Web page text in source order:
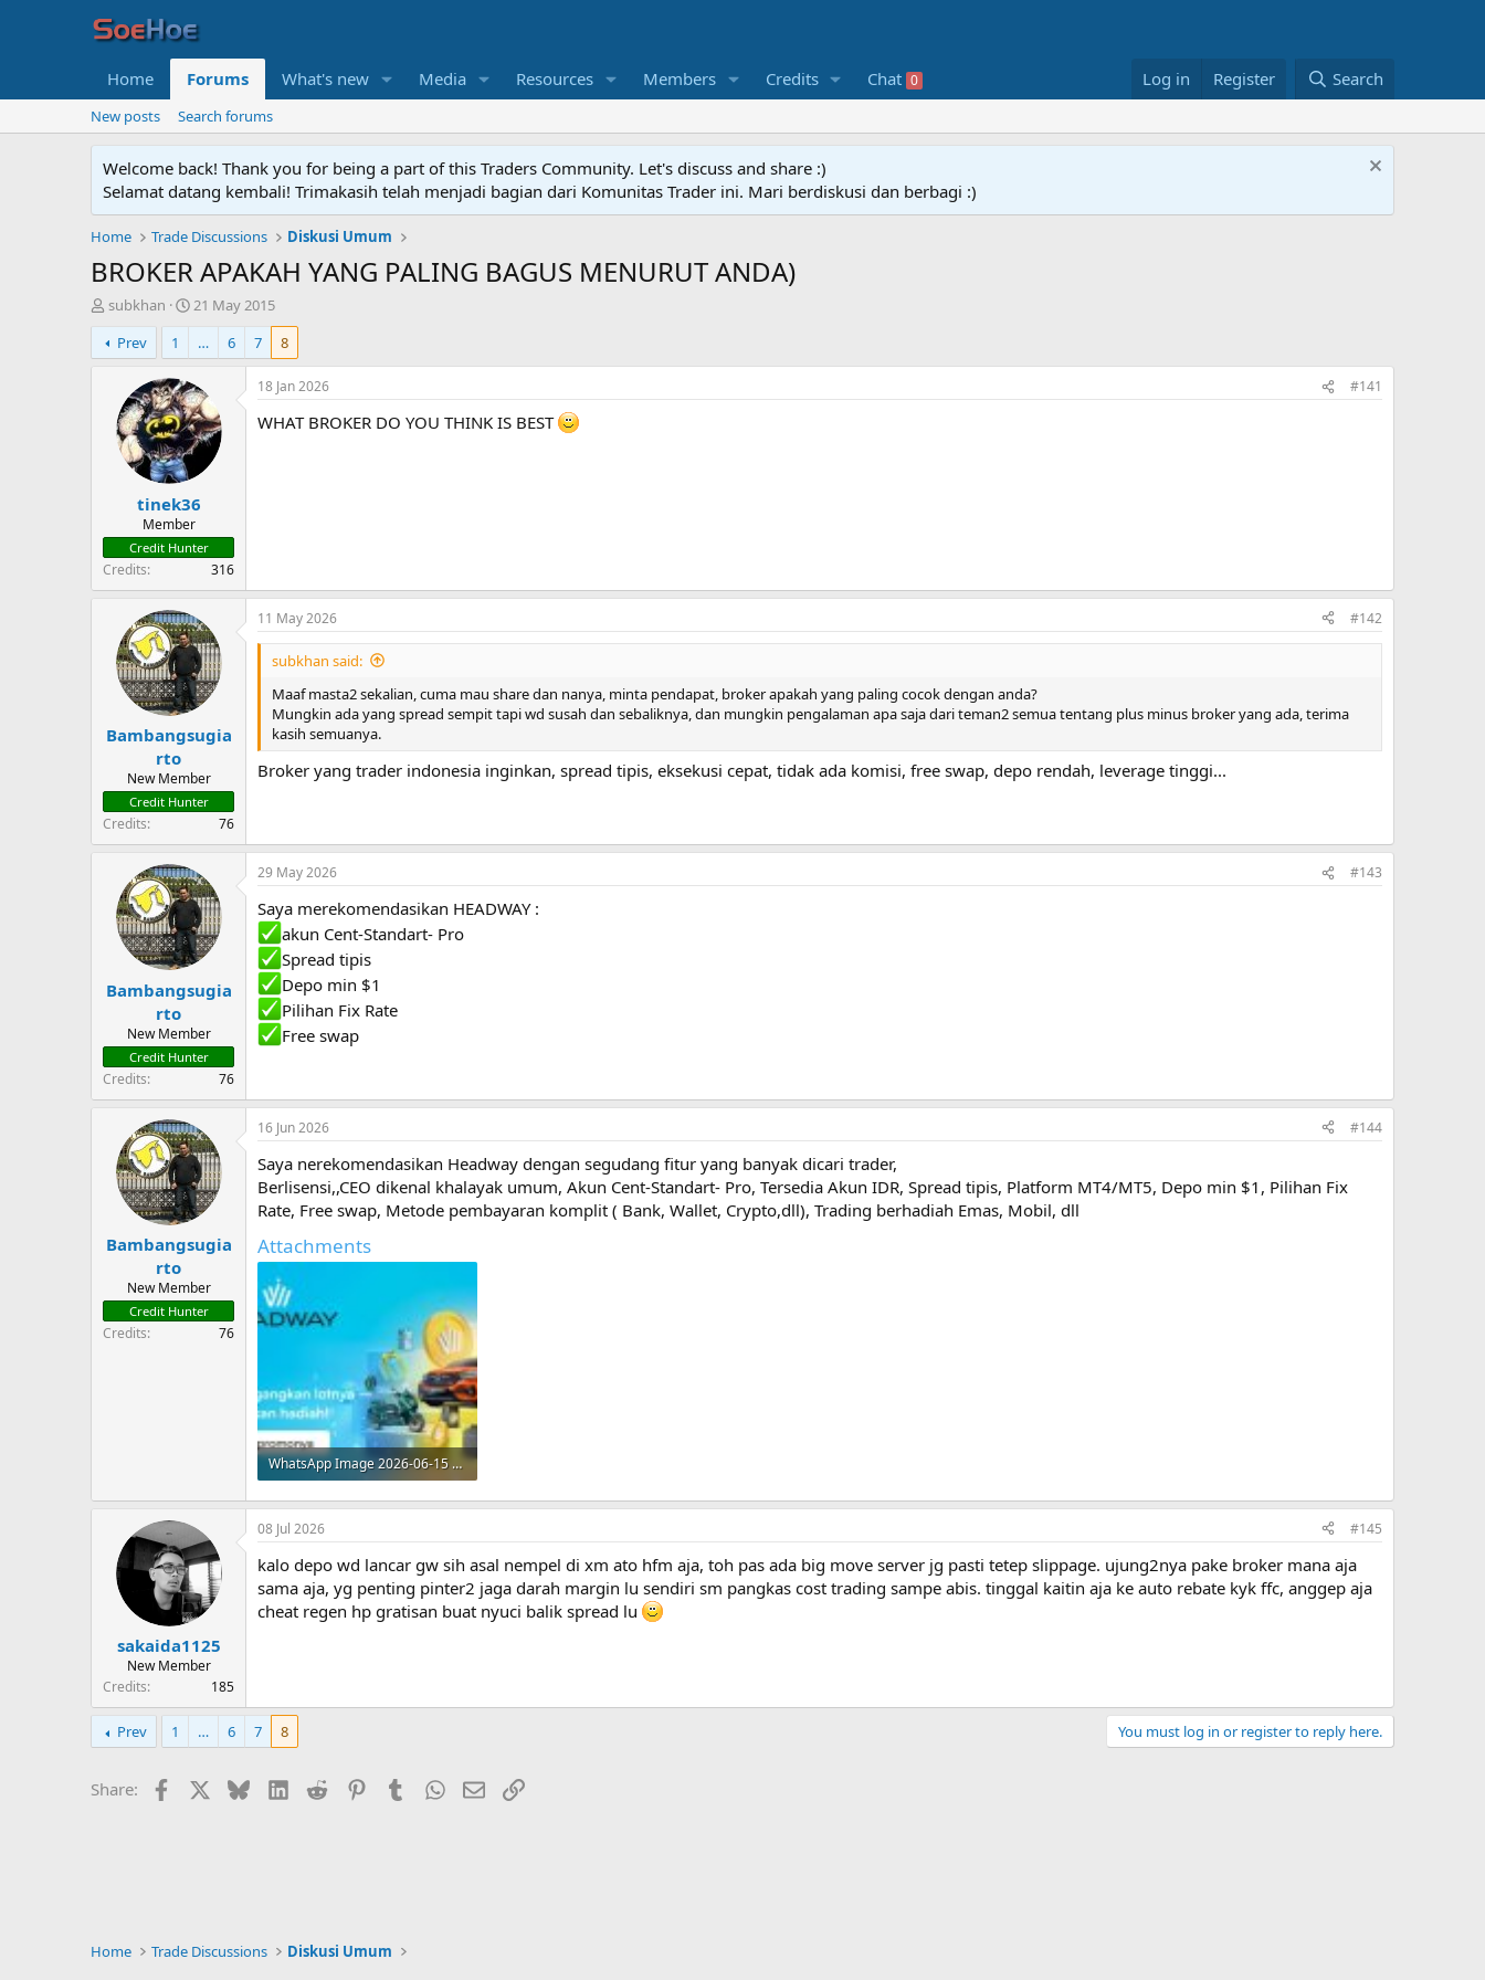
Home Forums What's new Media Resources Members Credits Chat 0 Log in Register Search
New posts Search forums
Welcome back! Thank you for being a part of this Traders Community. Let's discuss and share :)
Selamat datang kembali! Trimakasih telah menjadi bagian dari Komunitas Trader ini. Mari berdiskusi dan berbagi :)
Home Trade Discussions Diskusi Umum
BROKER APAKAH YANG PALING BAGUS MENURUT ANDA)
T
h
r
e
r
subkhan
S
t
a
r
t
d
a
t
21 May 2015
Prev
1 … 6 7 8
tinek36
Member
Credit Hunter
Credits 316
18 Jan 2026 #141
WHAT BROKER DO YOU THINK IS BEST
Bambangsugia
rto
New Member
Credit Hunter
Credits 76
11 May 2026 #142
subkhan said:
Maaf masta2 sekalian, cuma mau share dan nanya, minta pendapat, broker apakah yang paling cocok dengan anda?
Mungkin ada yang spread sempit tapi wd susah dan sebaliknya, dan mungkin pengalaman apa saja dari teman2 semua tentang plus minus broker yang ada, terima
kasih semuanya.
Broker yang trader indonesia inginkan, spread tipis, eksekusi cepat, tidak ada komisi, free swap, depo rendah, leverage tinggi...
Bambangsugia
rto
New Member
Credit Hunter
Credits 76
29 May 2026 #143
Saya merekomendasikan HEADWAY :
akun Cent-Standart- Pro
Spread tipis
Depo min $1
Pilihan Fix Rate
Free swap
Bambangsugia
rto
New Member
Credit Hunter
Credits 76
16 Jun 2026 #144
Saya nerekomendasikan Headway dengan segudang fitur yang banyak dicari trader,
Berlisensi,,CEO dikenal khalayak umum, Akun Cent-Standart- Pro, Tersedia Akun IDR, Spread tipis, Platform MT4/MT5, Depo min $1, Pilihan Fix
Rate, Free swap, Metode pembayaran komplit ( Bank, Wallet, Crypto,dll), Trading berhadiah Emas, Mobil, dll
Attachments
WhatsApp Image 2026-06-15 at 11.50.50.jpeg
22.3 KB · Views: 2
sakaida1125
New Member
Credits
185
08 Jul 2026 #145
kalo depo wd lancar gw sih asal nempel di xm ato hfm aja, toh pas ada big move server jg pasti tetep slippage. ujung2nya pake broker mana aja
sama aja, yg penting pinter2 jaga darah margin lu sendiri sm pangkas cost trading sampe abis. tinggal kaitin aja ke auto rebate kyk ffc, anggep aja
cheat regen hp gratisan buat nyuci balik spread lu
Prev 1 … 6 7 8 You must log in or register to reply here.
Share: Facebook BlueskyLinkedIn
Reddit PinterestTumblrWhatsApp
EmailLink
Home Trade Discussions Diskusi Umum